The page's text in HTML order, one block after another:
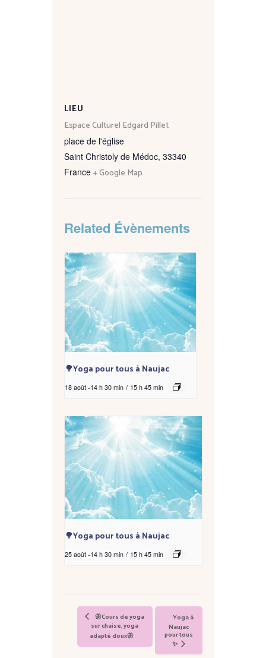
LIEU
Espace Culturel Edgard Pillet
place de l'église
Saint Christoly de Médoc, 33340
France + Google Map
Related Évènements
🌳Yoga pour tous à Naujac
18 août -14 h 30 min / 15 h 45 min
🌳Yoga pour tous à Naujac
25 août -14 h 30 min / 15 h 45 min
🦋Cours de yoga
sur chaise, yoga
adapté doux🦋
Yoga à
Naujac
pour tous
✨